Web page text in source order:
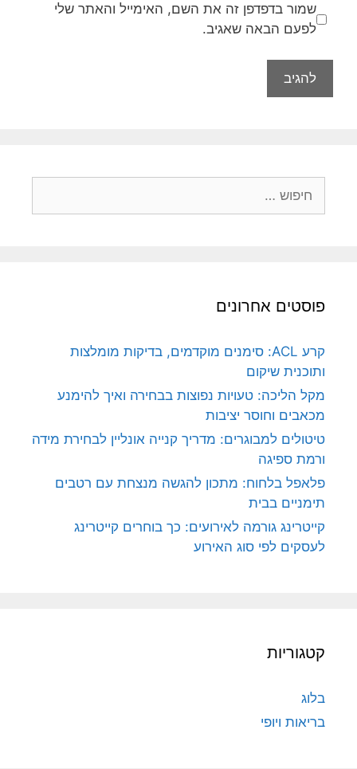
שמור בדפדפן זה את השם, האימייל והאתר שלי
לפעם הבאה שאגיב.
פוסטים אחרונים
קרע ACL: סימנים מוקדמים, בדיקות מומלצות
ותוכנית שיקום
מקל הליכה: טעויות נפוצות בבחירה ואיך להימנע
מכאבים וחוסר יציבות
טיטולים למבוגרים: מדריך קנייה אונליין לבחירת מידה
ורמת ספיגה
פלאפל בלחוח: מתכון להגשה מנצחת עם רטבים
תימניים בבית
קייטרינג גורמה לאירועים: כך בוחרים קייטרינג
לעסקים לפי סוג האירוע
קטגוריות
בלוג
בריאות ויופי